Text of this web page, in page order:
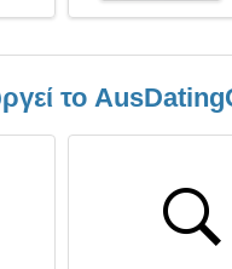
το